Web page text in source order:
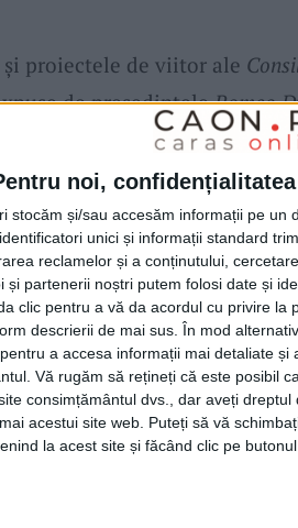
noi,
stocăm și/sau accesăm informații pe un
unici și informații standard
reclamelor și a conținutului,
și partenerii noștri putem folosi date și
clic pentru a vă da acordul cu privire la
descrierii de mai sus. În mod
a accesa informații mai detaliate
Vă rugăm să rețineți că este posibil
consimțământul dvs., dar aveți
acestui site web. Puteți să vă
la acest site și făcând clic pe
proiectele de viitor ale
de președinteleRomeo
asupra intenției de
unor soluții pentru
, proiectele turistice
în vedere crearea a 500
interes pentru
județene pentru
de atragere în țară